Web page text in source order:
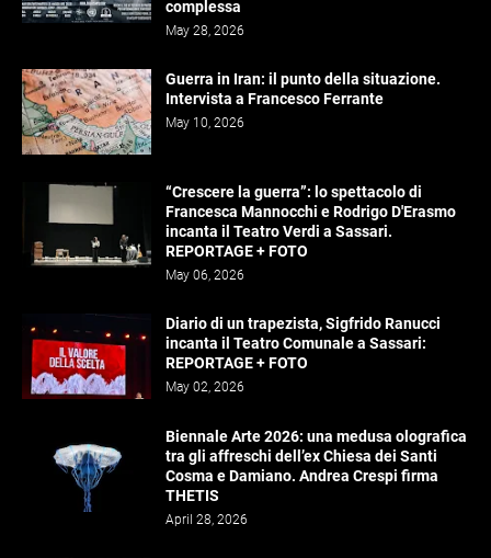
complessa
May 28, 2026
Guerra in Iran: il punto della situazione.
Intervista a Francesco Ferrante
May 10, 2026
“Crescere la guerra”: lo spettacolo di
Francesca Mannocchi e Rodrigo D'Erasmo
incanta il Teatro Verdi a Sassari.
REPORTAGE + FOTO
May 06, 2026
Diario di un trapezista, Sigfrido Ranucci
incanta il Teatro Comunale a Sassari:
REPORTAGE + FOTO
May 02, 2026
Biennale Arte 2026: una medusa olografica
tra gli affreschi dell’ex Chiesa dei Santi
Cosma e Damiano. Andrea Crespi firma
THETIS
April 28, 2026